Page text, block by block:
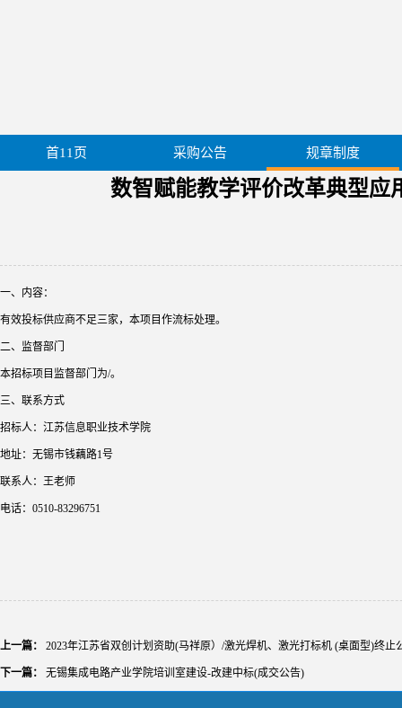
首11页 采购公告 规章制度
数智赋能教学评价改革典型应
一、内容：
有效投标供应商不足三家，本项目作流标处理。
二、监督部门
本招标项目监督部门为/。
三、联系方式
招标人：江苏信息职业技术学院
地址：无锡市钱藕路1号
联系人：王老师
电话：0510-83296751
上一篇： 2023年江苏省双创计划资助(马祥原）/激光焊机、激光打标机 (桌面型)终止
下一篇： 无锡集成电路产业学院培训室建设-改建中标(成交公告)